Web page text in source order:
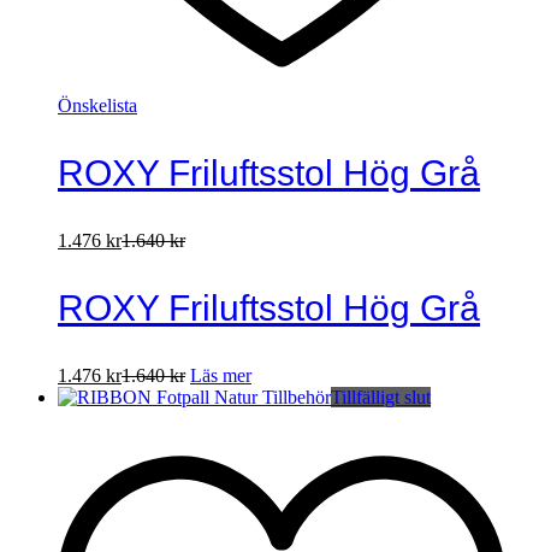
Önskelista
ROXY Friluftsstol Hög Grå
1.476 kr1.640kr
ROXY Friluftsstol Hög Grå
1.476 kr1.640kr Läs mer
Tillfälligt slut